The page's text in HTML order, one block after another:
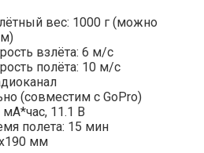
вес: 1000 г (можно
взлёта: 6 м/с
полёта: 10 м/с
(совместим с GoPro)
11.1 В
полета: 15 мин
мм